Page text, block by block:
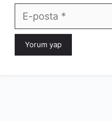
E-
posta